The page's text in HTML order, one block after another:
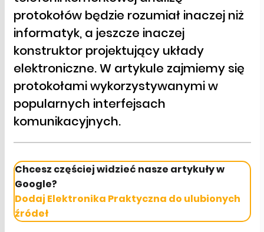
protokołów będzie rozumiał inaczej niż
informatyk, a jeszcze inaczej
konstruktor projektujący układy
elektroniczne. W artykule zajmiemy się
protokołami wykorzystywanymi w
popularnych interfejsach
komunikacyjnych.
Chcesz częściej widzieć nasze artykuły w
Google?
Dodaj Elektronika Praktyczna do ulubionych
źródeł